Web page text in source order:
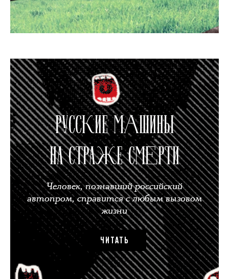
РУССКИЕ МАШИНЫ
НА СТРАЖЕ СМЕРТИ
Человек, познавший российский
автопром, справится с любым вызовом
жизни
ЧИТАТЬ